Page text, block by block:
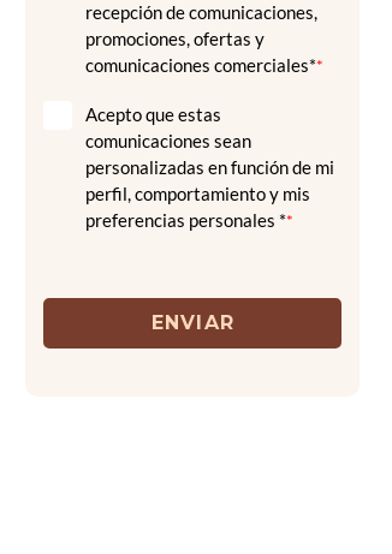
recepción de comunicaciones,
promociones, ofertas y
comunicaciones comerciales**
Acepto que estas
comunicaciones sean
personalizadas en función de mi
perfil, comportamiento y mis
preferencias personales **
ENVIAR